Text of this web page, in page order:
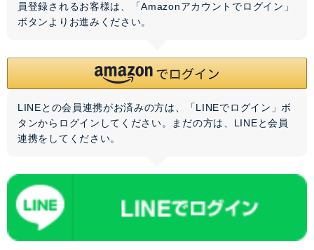
員登録されるお客様は、「Amazonアカウントでログイン」
ボタンよりお進みください。
LINEとの会員連携がお済みの方は、「LINEでログイン」ボ
タンからログインしてください。まだの方は、 LINEと会員
連携をしてください。